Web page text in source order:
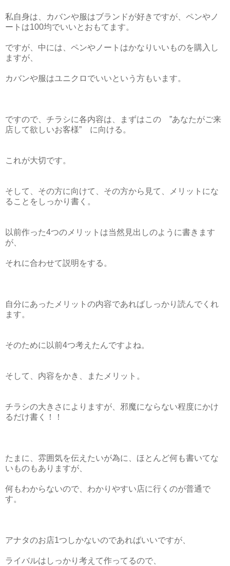
私自身は、カバンや服はブランドが好きですが、ペンやノ
ートは100均でいいとおもてます。
ですが、中には、ペンやノートはかなりいいものを購入し
ますが、
カバンや服はユニクロでいいという方もいます。
ですので、チラシに各内容は、まずはこの ”あなたがご来
店して欲しいお客様” に向ける。
これが大切です。
そして、その方に向けて、その方から見て、メリットにな
ることをしっかり書く。
以前作った4つのメリットは当然見出しのように書きます
が、
それに合わせて説明をする。
自分にあったメリットの内容であればしっかり読んでくれ
ます。
そのために以前4つ考えたんですよね。
そして、内容をかき、またメリット。
チラシの大きさによりますが、邪魔にならない程度にかけ
るだけ書く！！
たまに、雰囲気を伝えたいが為に、ほとんど何も書いてな
いものもありますが、
何もわからないので、わかりやすい店に行くのが普通で
す。
アナタのお店1つしかないのであればいいですが、
ライバルはしっかり考えて作ってるので、